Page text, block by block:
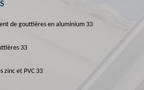
de gouttières en aluminium 33
33
zinc et PVC 33